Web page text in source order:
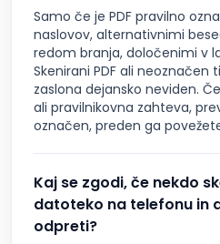
Samo če je PDF pravilno
naslovov, alternativnimi
redom branja, določenimi v
Skenirani PDF ali neoznačen
zaslona dejansko neviden.
ali pravilnikovna zahteva,
označen, preden ga
Kaj se zgodi, če nekdo
datoteko na telefonu in
odpreti?